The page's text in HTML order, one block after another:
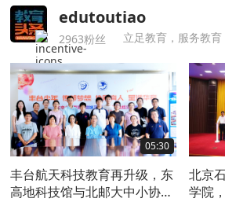
edutoutiao
2963粉丝 立足教育，服务教育
05:30
丰台航天科技教育再升级，东
高地科技馆与北邮大中小协同
北京
学院